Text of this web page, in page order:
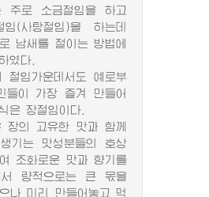
주로 소금절임을 하고
임(사탕절임)을 하는데
남새를 절이는 방법에
였다.
임가운데서도 예로부
들이 가장 즐겨 만들어
은 장절임이다.
의 고유한 맛과 함께
기는 맛성분들의 호상
조화로운 맛과 향기를
서 량적으로는 큰 몫을
나 미리 만들어놓고 먹